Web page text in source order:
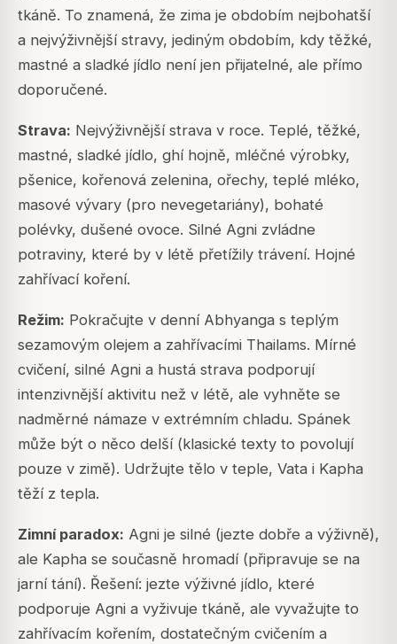
tkáně. To znamená, že zima je obdobím nejbohatší
a nejvýživnější stravy, jediným obdobím, kdy těžké,
mastné a sladké jídlo není jen přijatelné, ale přímo
doporučené.
Strava: Nejvýživnější strava v roce. Teplé, těžké,
mastné, sladké jídlo, ghí hojně, mléčné výrobky,
pšenice, kořenová zelenina, ořechy, teplé mléko,
masové vývary (pro nevegetariány), bohaté
polévky, dušené ovoce. Silné Agni zvládne
potraviny, které by v létě přetížily trávení. Hojné
zahřívací koření.
Režim: Pokračujte v denní Abhyanga s teplým
sezamovým olejem a zahřívacími Thailams. Mírné
cvičení, silné Agni a hustá strava podporují
intenzivnější aktivitu než v létě, ale vyhněte se
nadměrné námaze v extrémním chladu. Spánek
může být o něco delší (klasické texty to povolují
pouze v zimě). Udržujte tělo v teple, Vata i Kapha
těží z tepla.
Zimní paradox: Agni je silné (jezte dobře a výživně),
ale Kapha se současně hromadí (připravuje se na
jarní tání). Řešení: jezte výživné jídlo, které
podporuje Agni a vyživuje tkáně, ale vyvažujte to
zahřívacím kořením, dostatečným cvičením a